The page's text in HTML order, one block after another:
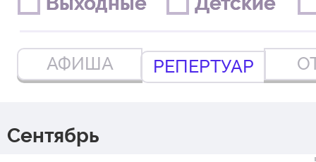
АФИША РЕПЕРТУАР
Сентябрь